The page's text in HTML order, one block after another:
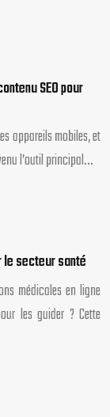
SEO pour
appareils mobiles, et
l’outil principal…
le secteur santé
médicales en ligne
les guider ? Cette